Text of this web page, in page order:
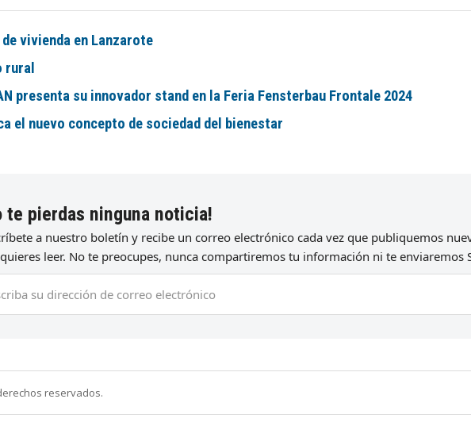
vivienda en Lanzarote
rural
presenta su innovador stand en la Feria Fensterbau Frontale 2024
el nuevo concepto de sociedad del bienestar
te pierdas ninguna noticia!
a nuestro boletín y recibe un correo electrónico cada vez que publiquemos
leer. No te preocupes, nunca compartiremos tu información ni te enviaremos
reservados.